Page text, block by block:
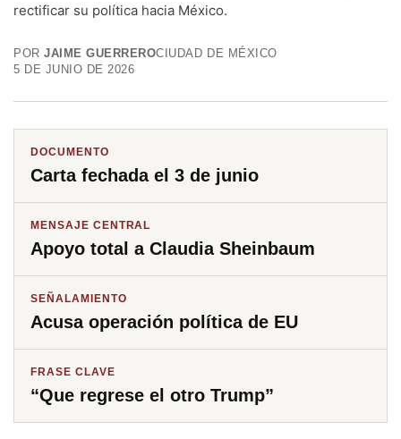
rectificar su política hacia México.
PORJAIME GUERREROCIUDAD DE MÉXICO
5 DE JUNIO DE 2026
DOCUMENTO
Carta fechada el 3 de junio
MENSAJE CENTRAL
Apoyo total a Claudia Sheinbaum
SEÑALAMIENTO
Acusa operación política de EU
FRASE CLAVE
“Que regrese el otro Trump”